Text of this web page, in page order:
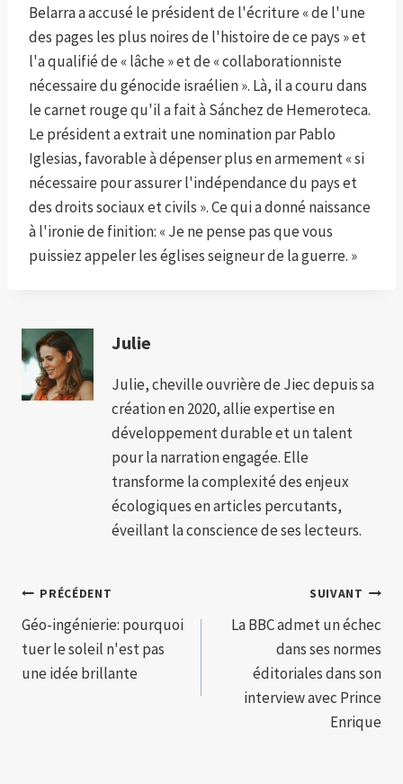
Belarra a accusé le président de l'écriture « de l'une
des pages les plus noires de l'histoire de ce pays » et
l'a qualifié de « lâche » et de « collaborationniste
nécessaire du génocide israélien ». Là, il a couru dans
le carnet rouge qu'il a fait à Sánchez de Hemeroteca.
Le président a extrait une nomination par Pablo
Iglesias, favorable à dépenser plus en armement « si
nécessaire pour assurer l'indépendance du pays et
des droits sociaux et civils ». Ce qui a donné naissance
à l'ironie de finition: « Je ne pense pas que vous
puissiez appeler les églises seigneur de la guerre. »
Julie
Julie, cheville ouvrière de Jiec depuis sa
création en 2020, allie expertise en
développement durable et un talent
pour la narration engagée. Elle
transforme la complexité des enjeux
écologiques en articles percutants,
éveillant la conscience de ses lecteurs.
Navigation
de
l’article
PRÉCÉDENT
Géo-ingénierie: pourquoi
tuer le soleil n'est pas
une idée brillante
SUIVANT
La BBC admet un échec
dans ses normes
éditoriales dans son
interview avec Prince
Enrique